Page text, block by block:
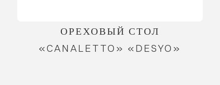
ОРЕХОВЫЙ СТОЛ
«CANALETTO» «DESYO»